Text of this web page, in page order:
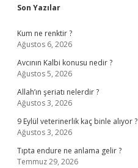
Sidebar
Son Yazılar
Kum ne renktir ?
Ağustos 6, 2026
Avcının Kalbi konusu nedir ?
Ağustos 5, 2026
Allah’ın şeriatı nelerdir ?
Ağustos 3, 2026
9 Eylül veterinerlik kaç binle alıyor ?
Ağustos 3, 2026
Tıpta endure ne anlama gelir ?
Temmuz 29, 2026